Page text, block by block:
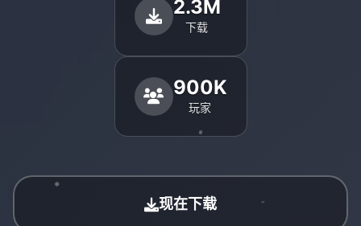
2.3M
下载
900K
玩家
现在下载